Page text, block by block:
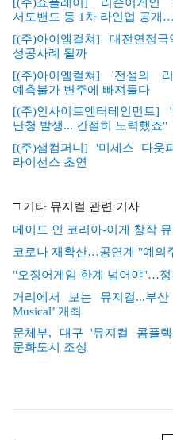
서도밴드 등 1 차 라인업 공개 …
[(주)아이엠컬쳐]대전연정
성공사례 될까
[(주)아이엠컬쳐] '전설의
예측불가 변주에 빠져들다
[(주)인사이트엔터테인먼트] '
난청 발생... 간절히 노력했죠"
[(주)샘컴퍼니 ] '미세스 다웃
라이선스 초연
□ 기타 뮤지컬 관련 기사
메이드 인 코리아-이게 창작
코로나 재확산…공연계 "예의
"오징어게임 한계 넘어야"…
거리에서 보는 뮤지컬...부산
Musical’ 개최
문체부, 대구 '뮤지컬 콤플
문화도시 조성